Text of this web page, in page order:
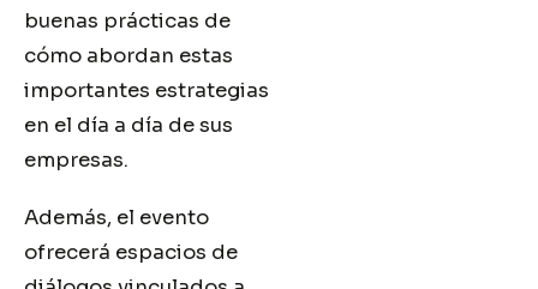
buenas prácticas de
cómo abordan estas
importantes estrategias
en el día a día de sus
empresas.
Además, el evento
ofrecerá espacios de